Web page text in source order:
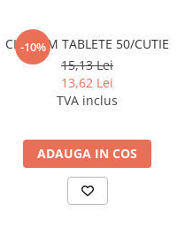
-10%
CLOROM TABLETE 50/CUTIE
15,13 Lei
13,62 Lei
TVA inclus
ADAUGA IN COS